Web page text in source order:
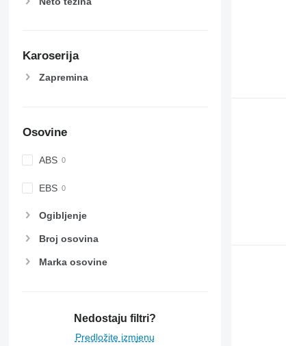
Karoserija
Zapremina
Osovine
ABS
EBS
Ogibljenje
Broj osovina
Marka osovine
Nedostaju filtri?
Predložite izmjenu